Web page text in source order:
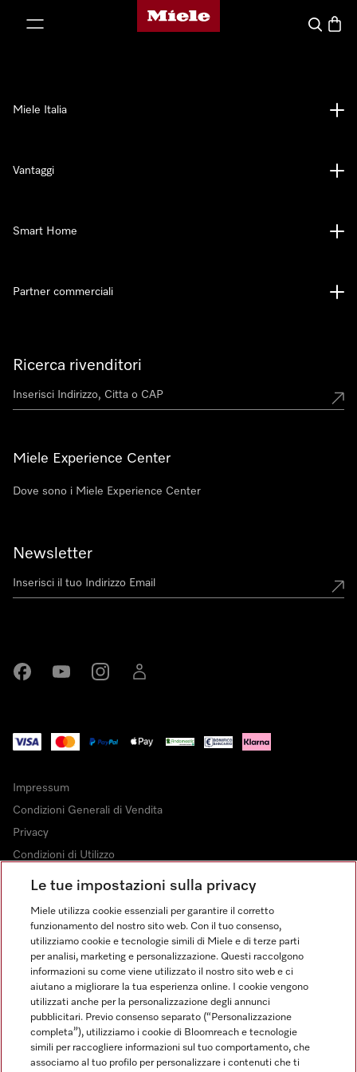
Homepage di Miele
Cerca
Ricerca rivenditori
Miele Experience Center
Dove sono i Miele Experience Center
Newsletter
Miele Italia
Vantaggi
Smart Home
Partner commerciali
Impressum
Condizioni Generali di Vendita
Privacy
Condizioni di Utilizzo
Dichiarazione di Accessibilità
Legge sui servizi digitali
Impostazioni dei cookie
FINANZIAMENTO FINO A 50 MESI CON OPZIONE 10 E TASSO
ZERO
Le tue impostazioni sulla privacy
Miele utilizza cookie essenziali per garantire il corretto
funzionamento del nostro sito web. Con il tuo consenso,
utilizziamo cookie e tecnologie simili di Miele e di terze parti
per analisi, marketing e personalizzazione. Questi raccolgono
informazioni su come viene utilizzato il nostro sito web e ci
aiutano a migliorare la tua esperienza online. I cookie vengono
utilizzati anche per la personalizzazione degli annunci
pubblicitari. Previo consenso separato (“Personalizzazione
completa”), utilizziamo i cookie di Bloomreach e tecnologie
simili per raccogliere informazioni sul tuo comportamento, che
associamo al tuo profilo per personalizzare i contenuti che ti